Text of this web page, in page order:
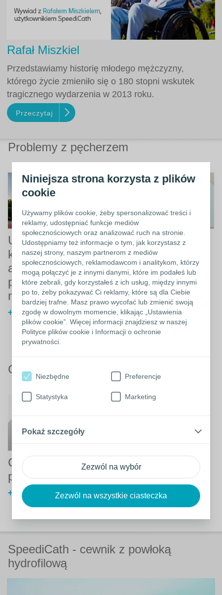
Niniejsza strona korzysta z plików
cookie
Używamy plików cookie, żeby spersonalizować treści i
reklamy, udostępniać funkcje mediów
społecznościowych oraz analizować ruch na stronie.
Udostępniamy też informacje o tym, jak korzystasz z
naszej strony, naszym partnerom z mediów
społecznościowych, reklamodawcom i analitykom, którzy
mogą połączyć je z innymi danymi, które im podałeś lub
które zebrali, gdy korzystałeś z ich usług, między innymi
po to, żeby pokazywać Ci reklamy, które są dla Ciebie
bardziej trafne. Masz prawo wycofać lub zmienić swoją
zgodę w dowolnym momencie, klikając „Ustawienia
plików cookie”. Więcej informacji znajdziesz w naszej
Polityce plików cookie i Informacji o ochronie
prywatności.
Zezwól na wybór
Zezwól na wszystkie ciasteczka
Niezbędne Preferencje
Statystyka Marketing
Pokaż szczegóły
Rafał Miszkiel
Przedstawiamy historię młodego mężczyzny,
którego życie zmieniło się o 180 stopni wskutek
tragicznego wydarzenia w 2013 roku.
Przeczytaj
Problemy z pęcherzem
Uraz rdzenia
kręgowego,
a problemy z
pęcherzem
moczowym
Dowiedz się więcej o urazach
rdzenia kręgowego i
problemach z pęcherzem
moczowym
Dbanie o pęcherz
Jak dbać o swój pęcherz?
Często zadawane pytania
Często zadawane
pytania
Najczęściej zadawane pytania
dotyczące urazu rdzenia
SpeediCath - cewnik z powłoką
hydrofilową